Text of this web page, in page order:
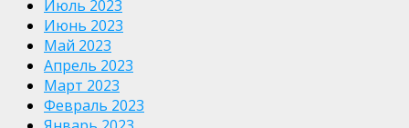
Июль 2023
Июнь 2023
Май 2023
Апрель 2023
Март 2023
Февраль 2023